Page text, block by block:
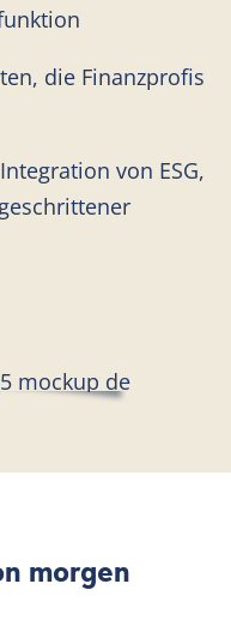
die Finanzprofis
von ESG,
morgen